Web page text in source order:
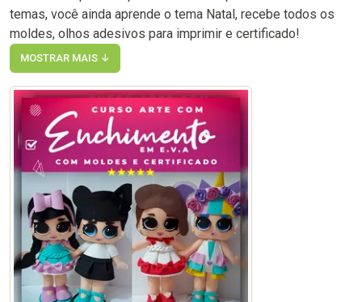
temas, você ainda aprende o tema Natal, recebe todos os
moldes, olhos adesivos para imprimir e certificado!
MOSTRAR MAIS ↓